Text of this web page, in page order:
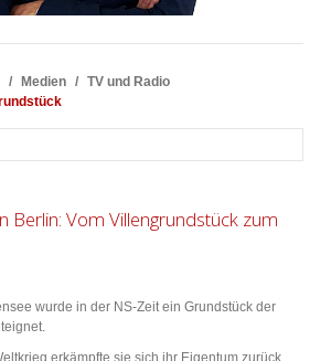
Medien
TV und Radio
Berlin: Vom Villengrundstück zum
wurde in der NS-Zeit ein Grundstück der